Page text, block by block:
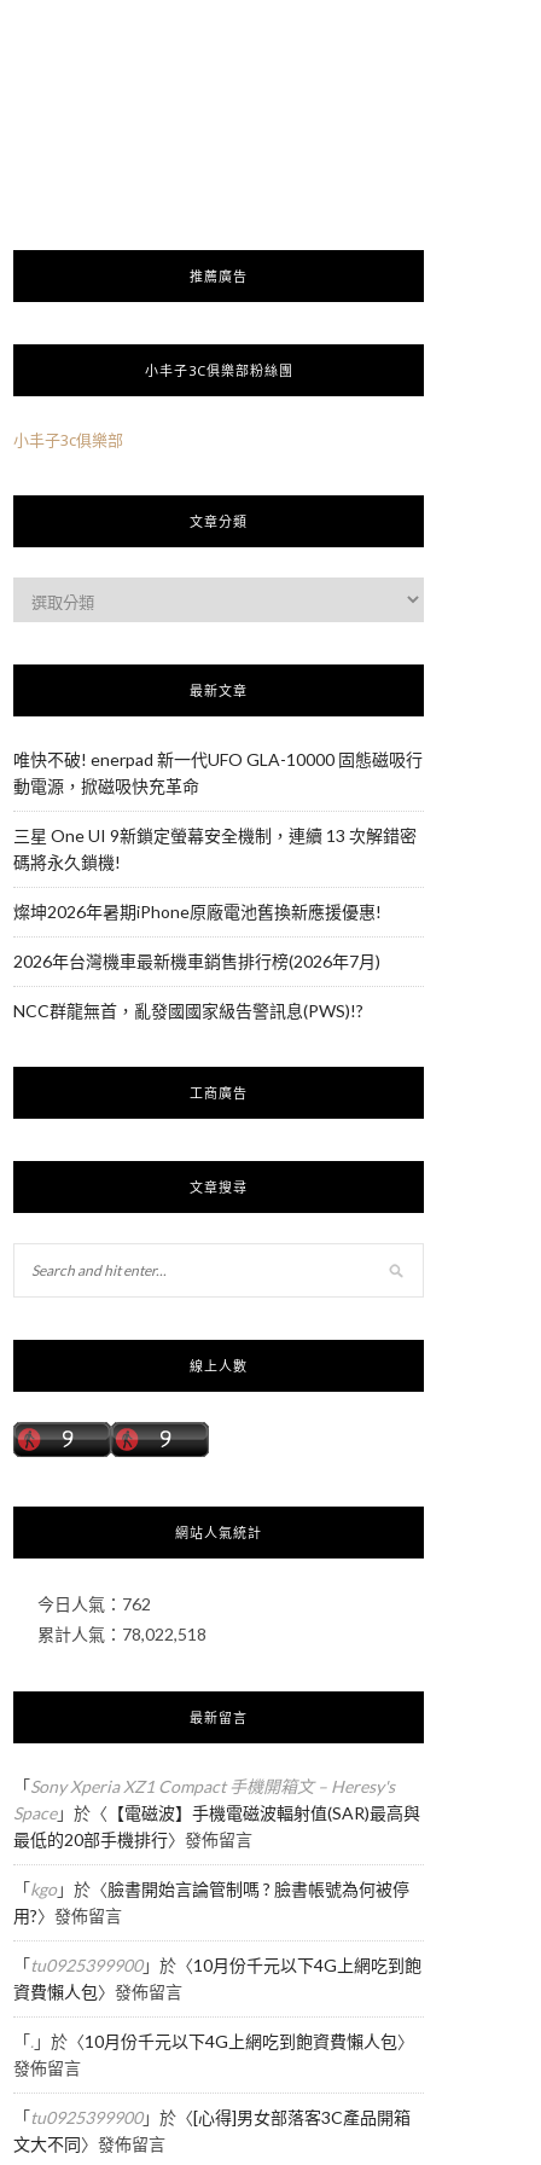
推薦廣告
小丰子3C俱樂部粉絲團
小丰子3c俱樂部
文章分類
最新文章
唯快不破! enerpad 新一代UFO GLA-10000 固態磁吸行
動電源，掀磁吸快充革命
三星 One UI 9新鎖定螢幕安全機制，連續 13 次解錯密
碼將永久鎖機!
燦坤2026年暑期iPhone原廠電池舊換新應援優惠!
2026年台灣機車最新機車銷售排行榜(2026年7月)
NCC群龍無首，亂發國國家級告警訊息(PWS)!?
工商廣告
文章搜尋
線上人數
網站人氣統計
今日人氣： 762
累計人氣： 78,022,518
最新留言
「Sony Xperia XZ1 Compact 手機開箱文 – Heresy's
Space」於〈 【電磁波】手機電磁波輻射值(SAR)最高與
最低的20部手機排行〉發佈留言
「kgo」於〈臉書開始言論管制嗎 ? 臉書帳號為何被停
用?〉發佈留言
「tu0925399900」於〈10月份千元以下4G上網吃到飽
資費懶人包〉發佈留言
「.」於〈10月份千元以下4G上網吃到飽資費懶人包〉
發佈留言
「tu0925399900」於〈[心得]男女部落客3C產品開箱
文大不同〉發佈留言